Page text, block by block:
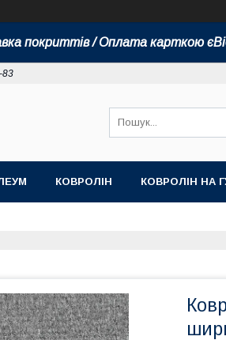
покриттів / Оплата карткою
83
КОВРОЛІН КОВРОЛІН НА